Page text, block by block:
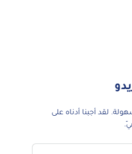
لقد أجبنا أدناه على